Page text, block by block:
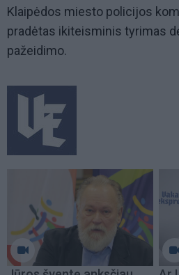
Klaipėdos miesto policijos
pradėtas ikiteisminis tyrimas
pažeidimo.